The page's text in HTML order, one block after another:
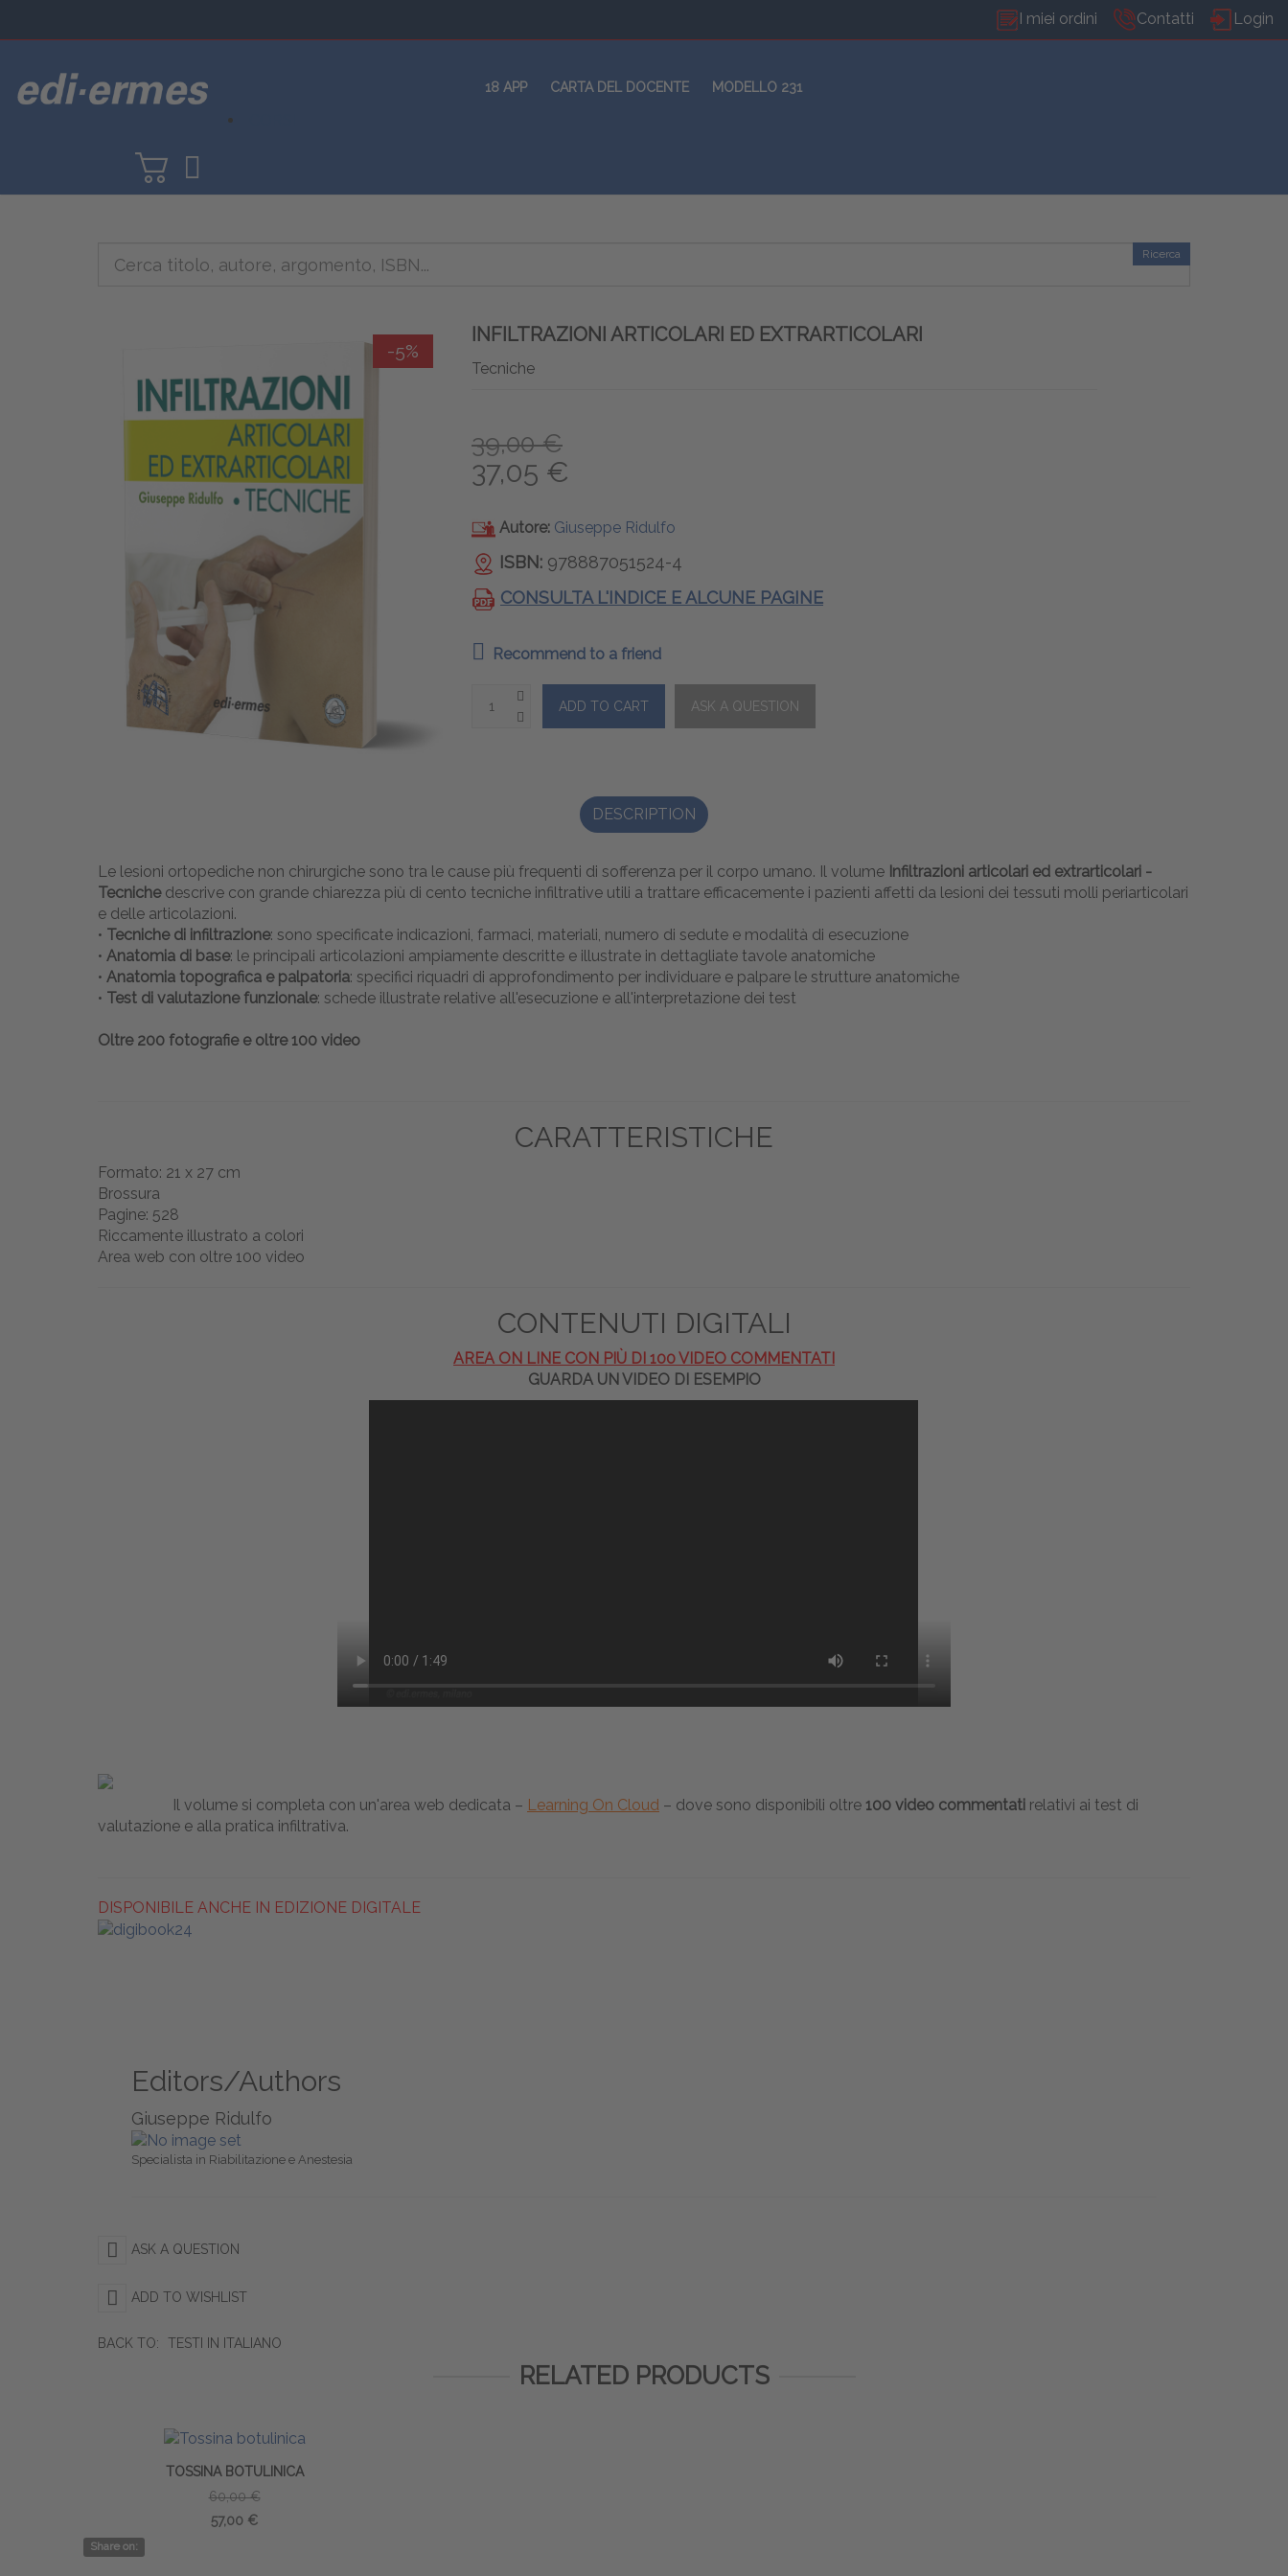
I miei ordini Contatti Login
18 APP CARTA DEL DOCENTE MODELLO 231
Ricerca
-5%
INFILTRAZIONI ARTICOLARI ED EXTRARTICOLARI
Tecniche
39,00 €
37,05 €
Autore: Giuseppe Ridulfo
ISBN: 978887051524-4
CONSULTA L'INDICE E ALCUNE PAGINE
Recommend to a friend
DESCRIPTION
Le lesioni ortopediche non chirurgiche sono tra le cause più frequenti di sofferenza per il corpo umano. Il volume Infiltrazioni articolari ed extrarticolari -
Tecnichedescrive con grande chiarezza più di cento tecniche infiltrative utili a trattare efficacemente i pazienti affetti da lesioni dei tessuti molli periarticolari
e delle articolazioni.
• Tecniche di infiltrazione: sono specificate indicazioni, farmaci, materiali, numero di sedute e modalità di esecuzione
• Anatomia di base: le principali articolazioni ampiamente descritte e illustrate in dettagliate tavole anatomiche
• Anatomia topografica e palpatoria: specifici riquadri di approfondimento per individuare e palpare le strutture anatomiche
• Test di valutazione funzionale: schede illustrate relative all'esecuzione e all'interpretazione dei test
Oltre 200 fotografie e oltre 100 video
CARATTERISTICHE
Formato: 21 x 27 cm
Brossura
Pagine: 528
Riccamente illustrato a colori
Area web con oltre 100 video
CONTENUTI DIGITALI
AREA ON LINE CON PIÙ DI 100 VIDEO COMMENTATI
GUARDA UN VIDEO DI ESEMPIO
Il volume si completa con un'area web dedicata – Learning On Cloud – dove sono disponibili oltre 100 video commentati relativi ai test di
valutazione e alla pratica infiltrativa.
DISPONIBILE ANCHE IN EDIZIONE DIGITALE
Editors/Authors
Giuseppe Ridulfo
Specialista in Riabilitazione e Anestesia
ASK A QUESTION
ADD TO WISHLIST
BACK TO: TESTI IN ITALIANO
RELATED PRODUCTS
TOSSINA BOTULINICA
60,00 €
57,00 €
Share on: